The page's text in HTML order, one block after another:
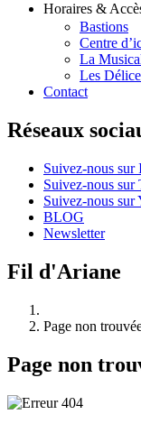
Horaires &
Bastions
Centre
La
Les
Contact
Réseaux
Suivez-nous sur
Suivez-nous sur
Suivez-nous sur
BLOG
Newsletter
Fil d'Ariane
Page non
Page non